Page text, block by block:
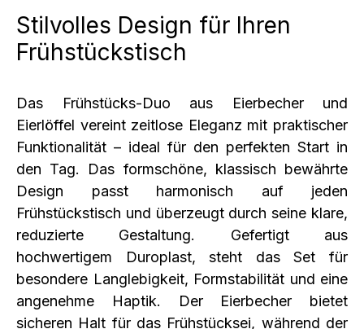
Stilvolles Design für Ihren
Frühstückstisch
Das Frühstücks-Duo aus Eierbecher und
Eierlöffel vereint zeitlose Eleganz mit praktischer
Funktionalität – ideal für den perfekten Start in
den Tag. Das formschöne, klassisch bewährte
Design passt harmonisch auf jeden
Frühstückstisch und überzeugt durch seine klare,
reduzierte Gestaltung. Gefertigt aus
hochwertigem Duroplast, steht das Set für
besondere Langlebigkeit, Formstabilität und eine
angenehme Haptik. Der Eierbecher bietet
sicheren Halt für das Frühstücksei, während der